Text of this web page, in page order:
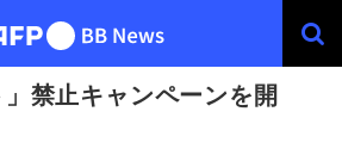
」禁止キャンペーンを開